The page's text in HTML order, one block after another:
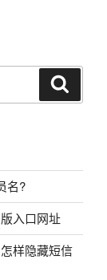
名?
入口网址
样隐藏短信